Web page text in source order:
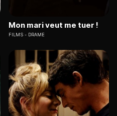
Mon mari veut me tuer !
FILMS DRAME